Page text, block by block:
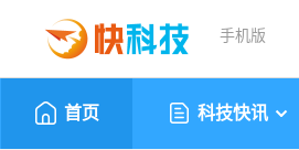
手机版
首页 科技快讯